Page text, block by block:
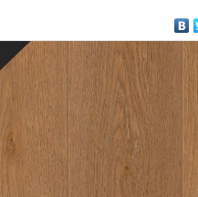
Полукоммерческий
Коммерческий
Коммерческий (гомогенный)